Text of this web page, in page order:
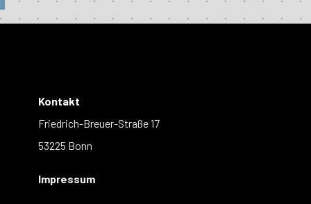
Kontakt
Friedrich-Breuer-Straße 17
53225 Bonn
Impressum